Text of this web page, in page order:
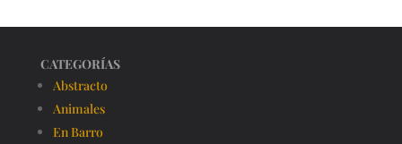
CATEGORÍAS
Abstracto
Animales
En Barro